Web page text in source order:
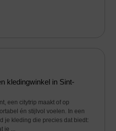
kledingwinkel in Sint-
een citytrip maakt of op
én stijlvol voelen. In een
je kleding die precies dat biedt:
...